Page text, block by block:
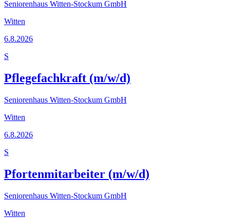
Seniorenhaus Witten-Stockum GmbH
Witten
6.8.2026
S
Pflegefachkraft (m/w/d)
Seniorenhaus Witten-Stockum GmbH
Witten
6.8.2026
S
Pfortenmitarbeiter (m/w/d)
Seniorenhaus Witten-Stockum GmbH
Witten